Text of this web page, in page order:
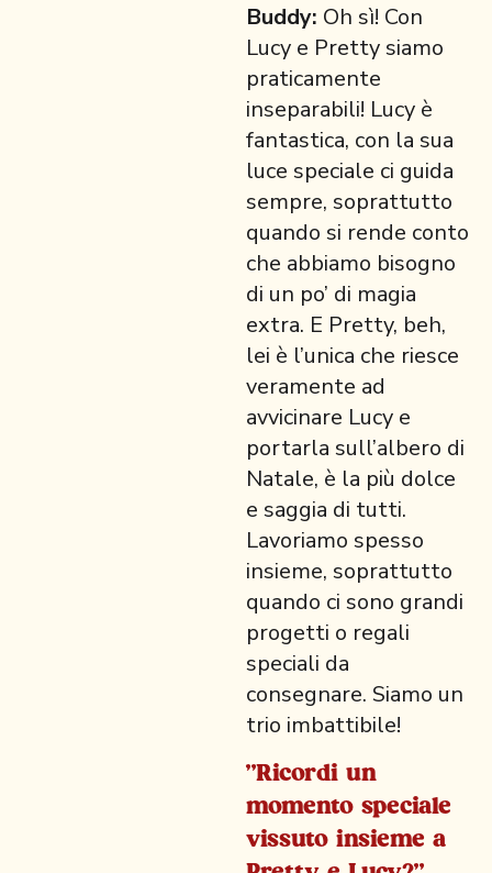
Buddy: Oh sì! Con
Lucy e Pretty siamo
praticamente
inseparabili! Lucy è
fantastica, con la sua
luce speciale ci guida
sempre, soprattutto
quando si rende conto
che abbiamo bisogno
di un po’ di magia
extra. E Pretty, beh,
lei è l’unica che riesce
veramente ad
avvicinare Lucy e
portarla sull’albero di
Natale, è la più dolce
e saggia di tutti.
Lavoriamo spesso
insieme, soprattutto
quando ci sono grandi
progetti o regali
speciali da
consegnare. Siamo un
trio imbattibile!
"Ricordi un
momento speciale
vissuto insieme a